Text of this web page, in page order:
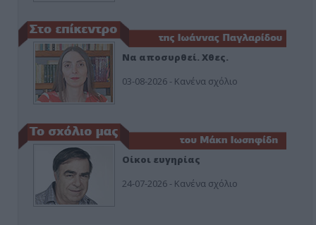
Να αποσυρθεί. Χθες.
03-08-2026 - Κανένα σχόλιο
Οίκοι ευγηρίας
24-07-2026 - Κανένα σχόλιο